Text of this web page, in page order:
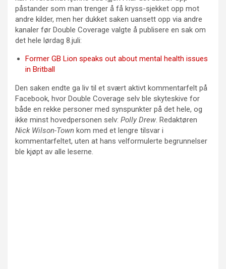
påstander som man trenger å få kryss-sjekket opp mot
andre kilder, men her dukket saken uansett opp via andre
kanaler før Double Coverage valgte å publisere en sak om
det hele lørdag 8.juli:
Former GB Lion speaks out about mental health issues
in Britball
Den saken endte ga liv til et svært aktivt kommentarfelt på
Facebook, hvor Double Coverage selv ble skyteskive for
både en rekke personer med synspunkter på det hele, og
ikke minst hovedpersonen selv: Polly Drew. Redaktøren
Nick Wilson-Town kom med et lengre tilsvar i
kommentarfeltet, uten at hans velformulerte begrunnelser
ble kjøpt av alle leserne.